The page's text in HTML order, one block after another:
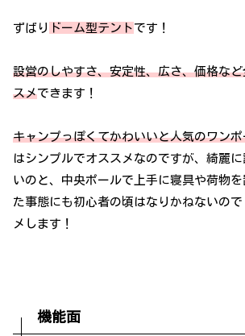
ずばり ドーム型テント です！
設営のしやすさ、安定性、広さ、価格な
スメできます！
キャンプっぽくてかわいいと人気のワン
はシンプルでオススメなのですが、綺麗
いのと、中央ポールで上手に寝具や荷物
た事態にも初心者の頃はなりかねないの
メします！
機能面